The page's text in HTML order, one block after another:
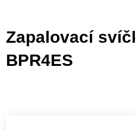
Zapalovací
BPR4ES